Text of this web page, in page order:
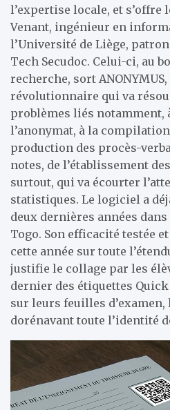
l’expertise locale, et s’offre
Venant, ingénieur en
l’Université de Liège,
Tech Secudoc. Celui-ci, au
recherche, sort
révolutionnaire qui va
problèmes liés notamment,
l’anonymat, à la
production des procès-
notes, de l’établissement
surtout, qui va écourter
statistiques. Le logiciel a
deux dernières années
Togo. Son efficacité testée
cette année sur toute
justifie le collage par les
dernier des étiquettes Quick
sur leurs feuilles
dorénavant toute l’identité